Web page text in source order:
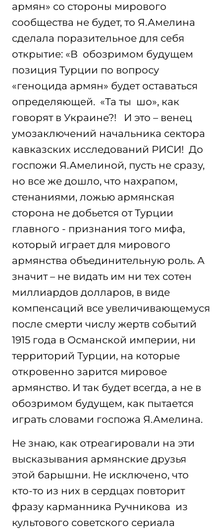
армян» со стороны мирового
сообщества не будет, то Я.Амелина
сделала поразительное для себя
открытие: «В обозримом будущем
позиция Турции по вопросу
«геноцида армян» будет оставаться
определяющей. «Та ты шо», как
говорят в Украине?! И это – венец
умозаключений начальника сектора
кавказских исследований РИСИ! До
госпожи Я.Амелиной, пусть не сразу,
но все же дошло, что нахрапом,
стенаниями, ложью армянская
сторона не добьется от Турции
главного - признания того мифа,
который играет для мирового
армянства объединительную роль. А
значит – не видать им ни тех сотен
миллиардов долларов, в виде
компенсаций все увеличивающемуся
после смерти числу жертв событий
1915 года в Османской империи, ни
территорий Турции, на которые
откровенно зарится мировое
армянство. И так будет всегда, а не в
обозримом будущем, как пытается
играть словами госпожа Я.Амелина.
Не знаю, как отреагировали на эти
высказывания армянские друзья
этой барышни. Не исключено, что
кто-то из них в сердцах повторит
фразу карманника Ручникова из
культового советского сериала